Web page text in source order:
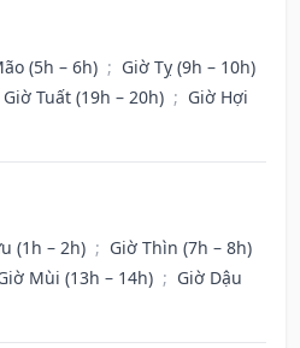
(5h – 6h) ; Giờ Tỵ (9h – 10h)
Giờ Tuất (19h – 20h) ; Giờ Hợi
(1h – 2h) ; Giờ Thìn (7h – 8h)
Mùi (13h – 14h) ; Giờ Dậu